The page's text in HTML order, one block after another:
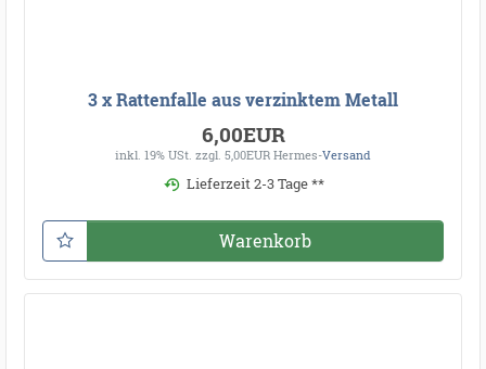
3 x Rattenfalle aus verzinktem Metall
6,00EUR
inkl. 19% USt. zzgl. 5,00EUR Hermes-Versand
Lieferzeit 2-3 Tage **
Warenkorb